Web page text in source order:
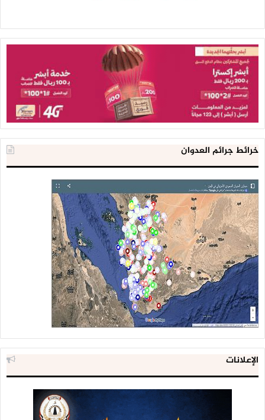
والموضوعين تحت الإقامة الجبرية ، بالإضافة إلى بعض مرجعيات
العملية السياسية الانتقالية المتوافق عليها كدستور الجمهورية
اليمنية واتفاق السلم والشراكة التي شأنها شأن مخرجات الحوار
الوطني المتوافق عليها ، ومبدأ التوافق وعدم ذكره في الكثير من
القضايا التي تتطلب التوافق.
وعليه وانطلاقاً مما ذكر أعلاه فإننا نؤكد أن الأفكار المقترحة في
الورقة المقدمة من قبل المبعوث الأممي كأرضية للنقاش خلال
المرحلة القادمة والذي يعتزم تدشينه خلال هذا الأسبوع بدءا
بمجيئه الى العاصمة صنعاء من جديد خلال الأيام القادمة حسب
طلبه – نؤكد أنها في نفس الوقت الذي يمكن اعتبارها أرضية
للنقاش فإنها تتضمن اختلالات جوهرية سواءً في إطارها العام أو
تفاصيلها أو تراتيبتها الزمنية كما أوضحنا أعلاه.
ختاماً نسأل الله أن يرحم شهداءنا الأبرار ، وأن يشفي الجرحى
والمصابين ، وان ينصر شعبنا المظلوم .
صنعاء – يوم الأحد بتاريخ 29/محرم/1438ه
الموافق 30/أكتوبر/2016م
خرائط جرائم العدوان
الإعلانات